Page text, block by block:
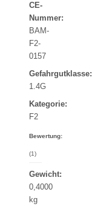
CE-
Nummer:
BAM-
F2-
0157
Gefahrgutklasse:
1.4G
Kategorie:
F2
Bewertung:
(1)
Gewicht:
0,4000
kg